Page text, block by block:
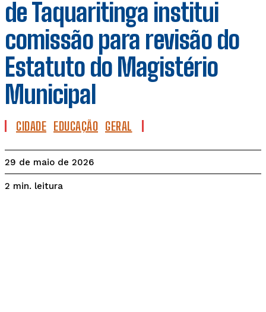
de Taquaritinga institui
comissão para revisão do
Estatuto do Magistério
Municipal
CIDADE EDUCAÇÃO GERAL
29 de maio de 2026
2 min. leitura